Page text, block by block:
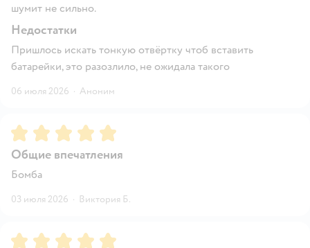
шумит не сильно.
Недостатки
Пришлось искать тонкую отвёртку чтоб вставить
батарейки, это разозлило, не ожидала такого
06 июля 2026 · Аноним
Рейтинг:5
Общие впечатления
Бомба
03 июля 2026 · Виктория Б.
Рейтинг:5